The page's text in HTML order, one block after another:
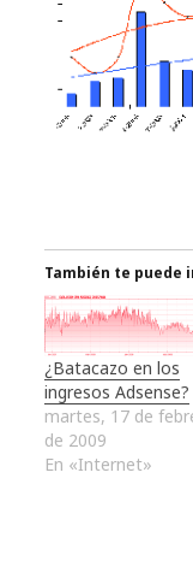
También te puede
¿Batacazo en los
ingresos Adsense?
martes, 17 de
de 2009
En «Internet»